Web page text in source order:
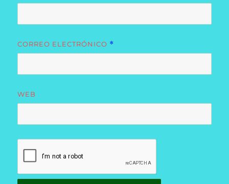
CORREO ELECTRÓNICO *
WEB